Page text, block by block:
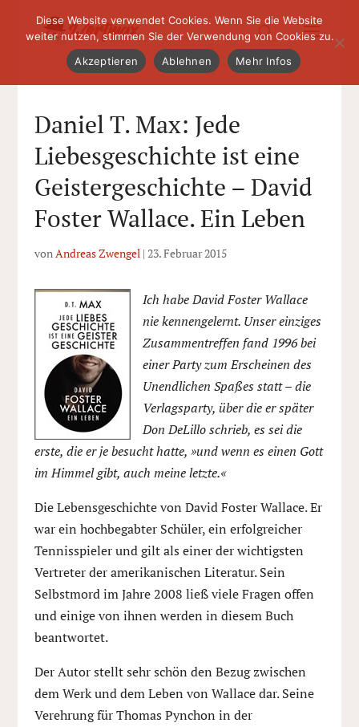
Daniel T. Max: Jede
Liebesgeschichte ist eine
Geistergeschichte – David
Foster Wallace. Ein Leben
vonAndreas Zwengel| 23. Februar 2015
Ich habe David Foster Wallace
nie kennengelernt. Unser einziges
Zusammentreffen fand 1996 bei
einer Party zum Erscheinen des
Unendlichen Spaßes statt – die
Verlagsparty, über die er später
Don DeLillo schrieb, es sei die
erste, die er je besucht hatte, »und wenn es einen Gott
im Himmel gibt, auch meine letzte.«
Die Lebensgeschichte von David Foster Wallace. Er
war ein hochbegabter Schüler, ein erfolgreicher
Tennisspieler und gilt als einer der wichtigsten
Vertreter der amerikanischen Literatur. Sein
Selbstmord im Jahre 2008 ließ viele Fragen offen
und einige von ihnen werden in diesem Buch
beantwortet.
Der Autor stellt sehr schön den Bezug zwischen
dem Werk und dem Leben von Wallace dar. Seine
Verehrung für Thomas Pynchon in der
Diese Website verwendet Cookies. Wenn Sie die Website
weiter nutzen, stimmen Sie der Verwendung von Cookies zu.
Akzeptieren
Ablehnen Mehr Infos